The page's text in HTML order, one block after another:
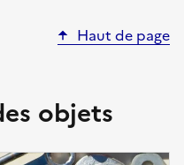
Haut de page
objets